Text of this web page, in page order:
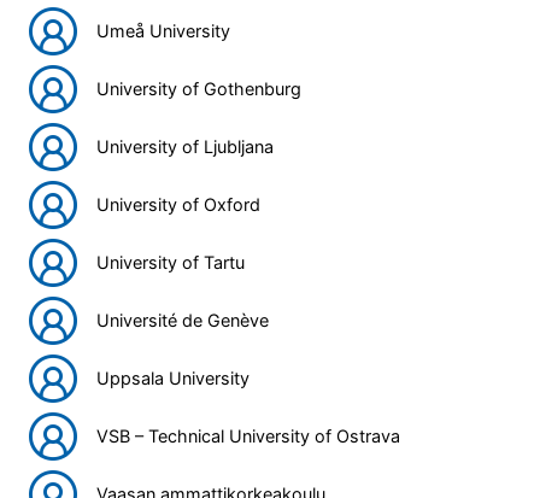
Umeå University
University of Gothenburg
University of Ljubljana
University of Oxford
University of Tartu
Université de Genève
Uppsala University
VSB – Technical University of Ostrava
Vaasan ammattikorkeakoulu